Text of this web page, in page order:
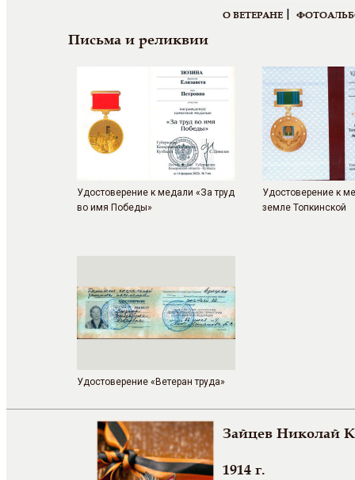
О ВЕТЕРАНЕ |
Письма и реликвии
Удостоверение к медали «За труд
во имя Победы»
Удостоверение к
земле Топкинской
Удостоверение «Ветеран труда»
Зайцев Николай
1914 г.